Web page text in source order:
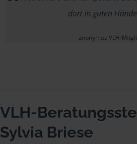
dort in guten
anonymes VLH-
VLH-
Sylvia Briese